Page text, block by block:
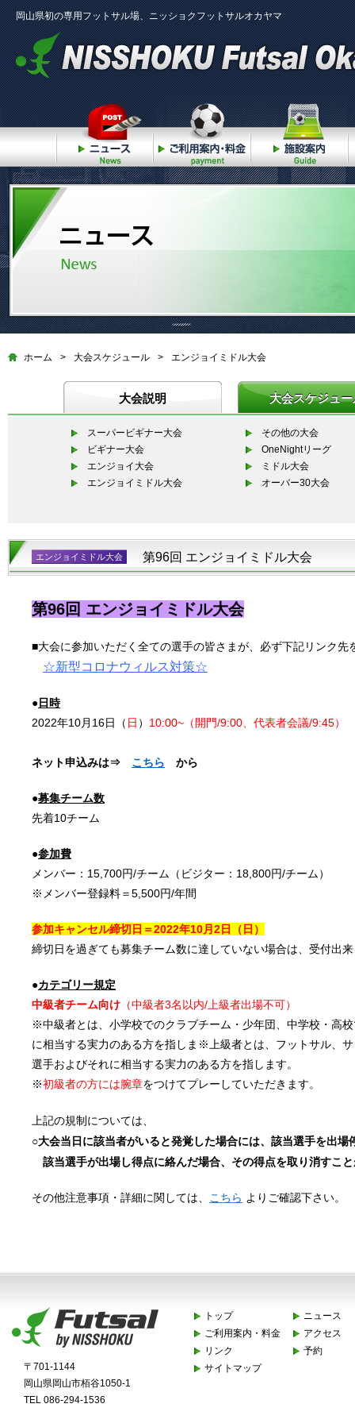
岡山県初の専用フットサル場、ニッショクフットサルオカヤマ
ニュース ご利用案内・料金
ホーム > 大会スケジュール > エンジョイミドル大会
大会説明 大会スケジュー
スーパービギナー大会
ビギナー大会
エンジョイ大会
エンジョイミドル大会
その他の大会
OneNightリーグ
ミドル大会
オーバー30大会
エンジョイミドル大会 第96回 エンジョイミドル大会
第96回 エンジョイミドル大会
■大会に参加いただく全ての選手の皆さまが、必ず下記リンク先
☆新型コロナウィルス対策☆
●日時
2022年10月16日（ 日 ） 10:00~（開門/9:00、代表者会議/9:45）
ネット申込みは⇒ こちら から
●募集チーム数
先着10チーム
●参加費
メンバー：15,700円/チーム（ビジター：18,800円/チーム）
※メンバー登録料＝5,500円/年間
参加キャンセル締切日＝2022年10月2日（日）
締切日を過ぎても募集チーム数に達していない場合は、受付出
●カテゴリー規定
中級者チーム向け （中級者3名以内/上級者出場不可）
※中級者とは、小学校でのクラブチーム・少年団、中学校・高
に相当する実力のある方を指しま※上級者とは、フットサル、
選手およびそれに相当する実力のある方を指します。
※初級者の方には腕章をつけてプレーしていただきます。
上記の規制については、
○大会当日に該当者がいると発覚した場合には、該当選手を出場
該当選手が出場し得点に絡んだ場合、その得点を取り消すこ
その他注意事項・詳細に関しては、 こちら よりご確認下さい。
〒701-1144
岡山県岡山市栢谷1050-1
TEL 086-294-1536
トップ
ニュース
ご利用案内・料金
アクセス
リンク
予約
サイトマップ